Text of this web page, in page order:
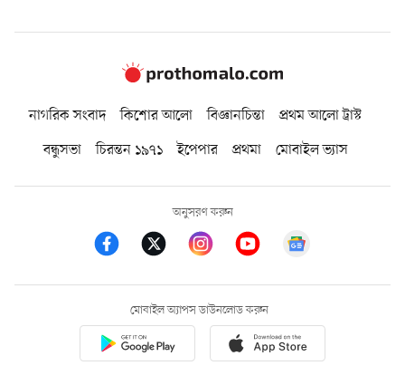
নাগরিক সংবাদ কিশোর আলো বিজ্ঞানচিন্তা
প্রথম আলো ট্রাস্ট
বন্ধুসভা
চিরন্তন ১৯৭১ ইপেপার প্রথমা মোবাইল ভ্যাস
অনুসরণ করুন
মোবাইল অ্যাপস ডাউনলোড করুন